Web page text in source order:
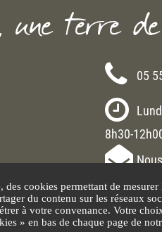
une terre
05
8h30-
cookies permettant de
du contenu sur les réseaux
à votre convenance. Votre
» en bas de chaque page de